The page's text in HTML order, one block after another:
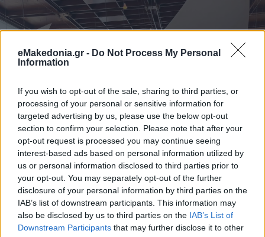
eMakedonia.gr - Do Not Process My Personal
Information
If you wish to opt-out of the sale, sharing to third parties, or
processing of your personal or sensitive information for
targeted advertising by us, please use the below opt-out
section to confirm your selection. Please note that after your
opt-out request is processed you may continue seeing
interest-based ads based on personal information utilized by
us or personal information disclosed to third parties prior to
your opt-out. You may separately opt-out of the further
disclosure of your personal information by third parties on the
IAB’s list of downstream participants. This information may
also be disclosed by us to third parties on the IAB’s List of
Downstream Participants that may further disclose it to other